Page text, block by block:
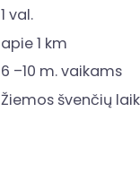
1 val.
apie 1 km
6 –10 m. vaikams
Žiemos švenčių